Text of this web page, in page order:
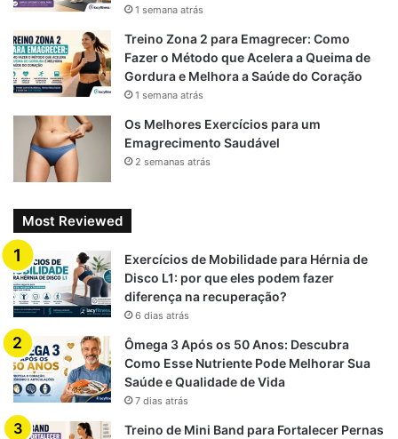
1 semana atrás
Treino Zona 2 para Emagrecer: Como
Fazer o Método que Acelera a Queima de
Gordura e Melhora a Saúde do Coração
1 semana atrás
Os Melhores Exercícios para um
Emagrecimento Saudável
2 semanas atrás
Most Reviewed
Exercícios de Mobilidade para Hérnia de
Disco L1: por que eles podem fazer
diferença na recuperação?
6 dias atrás
Ômega 3 Após os 50 Anos: Descubra
Como Esse Nutriente Pode Melhorar Sua
Saúde e Qualidade de Vida
7 dias atrás
Treino de Mini Band para Fortalecer Pernas